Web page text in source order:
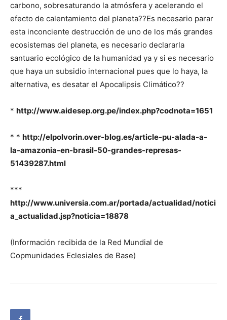
carbono, sobresaturando la atmósfera y acelerando el
efecto de calentamiento del planeta??Es necesario parar
esta inconciente destrucción de uno de los más grandes
ecosistemas del planeta, es necesario declararla
santuario ecológico de la humanidad ya y si es necesario
que haya un subsidio internacional pues que lo haya, la
alternativa, es desatar el Apocalipsis Climático??
* http://www.aidesep.org.pe/index.php?codnota=1651
* * http://elpolvorin.over-blog.es/article-pu-alada-a-
la-amazonia-en-brasil-50-grandes-represas-
51439287.html
***
http://www.universia.com.ar/portada/actualidad/notici
a_actualidad.jsp?noticia=18878
(Información recibida de la Red Mundial de
Copmunidades Eclesiales de Base)